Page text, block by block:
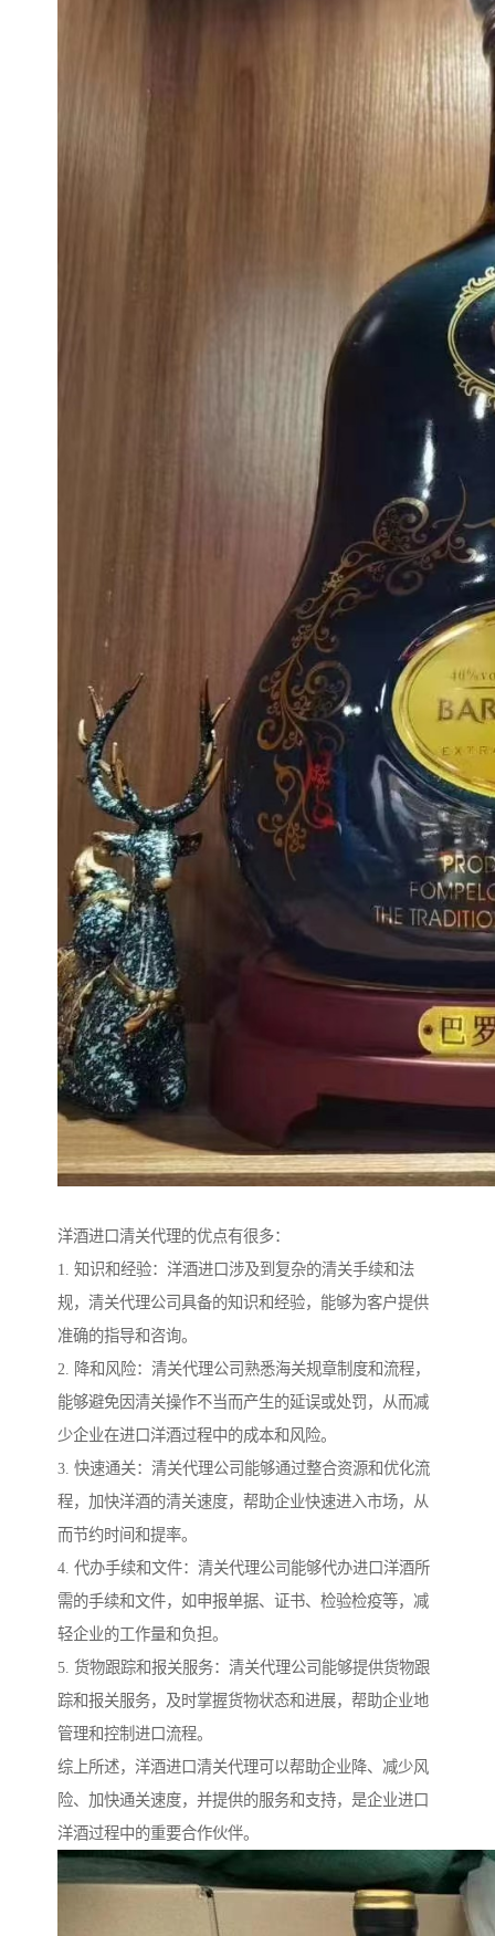
洋酒进口清关代理的优点有很多：
1. 知识和经验：洋酒进口涉及到复杂的清关手续和法
规，清关代理公司具备的知识和经验，能够为客户提供
准确的指导和咨询。
2. 降和风险：清关代理公司熟悉海关规章制度和流程，
能够避免因清关操作不当而产生的延误或处罚，从而减
少企业在进口洋酒过程中的成本和风险。
3. 快速通关：清关代理公司能够通过整合资源和优化流
程，加快洋酒的清关速度，帮助企业快速进入市场，从
而节约时间和提率。
4. 代办手续和文件：清关代理公司能够代办进口洋酒所
需的手续和文件，如申报单据、证书、检验检疫等，减
轻企业的工作量和负担。
5. 货物跟踪和报关服务：清关代理公司能够提供货物跟
踪和报关服务，及时掌握货物状态和进展，帮助企业地
管理和控制进口流程。
综上所述，洋酒进口清关代理可以帮助企业降、减少风
险、加快通关速度，并提供的服务和支持，是企业进口
洋酒过程中的重要合作伙伴。